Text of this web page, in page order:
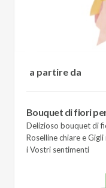
a partire da
Bouquet di fiori
Delizioso bouquet di
Roselline chiare e
i Vostri sentimenti